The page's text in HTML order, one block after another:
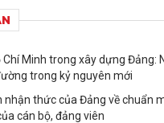
Minh trong xây dựng Đảng:
trong kỷ nguyên mới
nhận thức của Đảng về chuẩn
cán bộ, đảng viên